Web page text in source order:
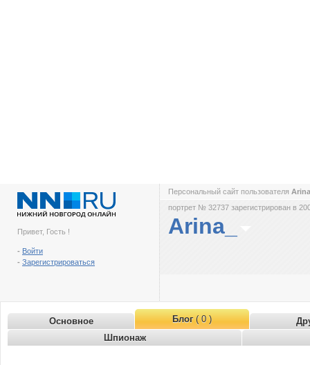
Привет, Гость !
- Войти
- Зарегистрироваться
Персональный сайт пользователя
портрет № 32737 зарегистрирован в
Arina_
Основное Блог( 0 )
Шпионаж